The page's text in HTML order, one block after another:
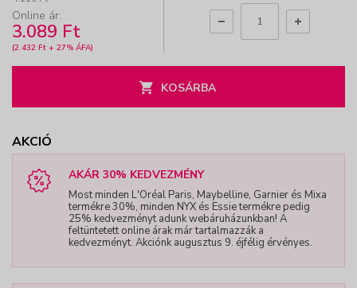
Online ár:
3.089 Ft
(2.432 Ft + 27% ÁFA)
KOSÁRBA
AKCIÓ
AKÁR 30% KEDVEZMÉNY
Most minden L'Oréal Paris, Maybelline, Garnier és Mixa
termékre 30%, minden NYX és Essie termékre pedig
25% kedvezményt adunk webáruházunkban! A
feltüntetett online árak már tartalmazzák a
kedvezményt. Akciónk augusztus 9. éjfélig érvényes.